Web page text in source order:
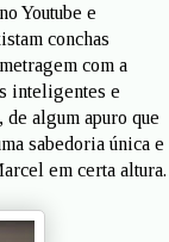
Youtube e
conchas
com a
inteligentes e
algum apuro que
sabedoria única e
em certa altura.